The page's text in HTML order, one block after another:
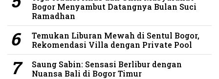
Bogor Menyambut Datangnya Bulan Suci
Ramadhan
Temukan Liburan Mewah di Sentul Bogor,
Rekomendasi Villa dengan Private Pool
Saung Sabin: Sensasi Berlibur dengan
Nuansa Bali di Bogor Timur